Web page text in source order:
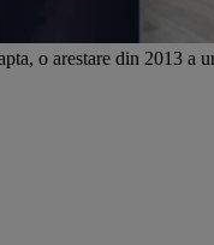
o arestare din 2013